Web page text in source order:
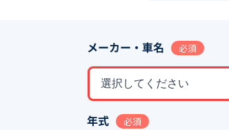
メーカー・車名 必須
選択してください
年式 必須